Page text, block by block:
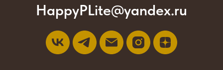
HappyPLite@yandex.ru